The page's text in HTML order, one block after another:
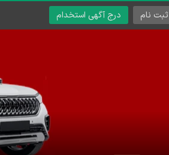
درج آگهی استخدام ثبت نام